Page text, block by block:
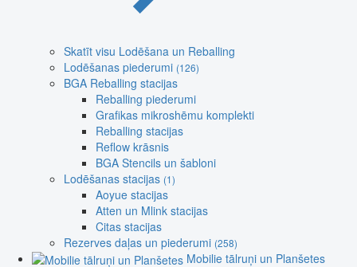
Skatīt visu Lodēšana un Reballing
Lodēšanas piederumi (126)
BGA Reballing stacijas
Reballing piederumi
Grafikas mikroshēmu komplekti
Reballing stacijas
Reflow krāsnis
BGA Stencils un šabloni
Lodēšanas stacijas (1)
Aoyue stacijas
Atten un Mlink stacijas
Citas stacijas
Rezerves daļas un piederumi (258)
Mobilie tālruņi un Planšetes